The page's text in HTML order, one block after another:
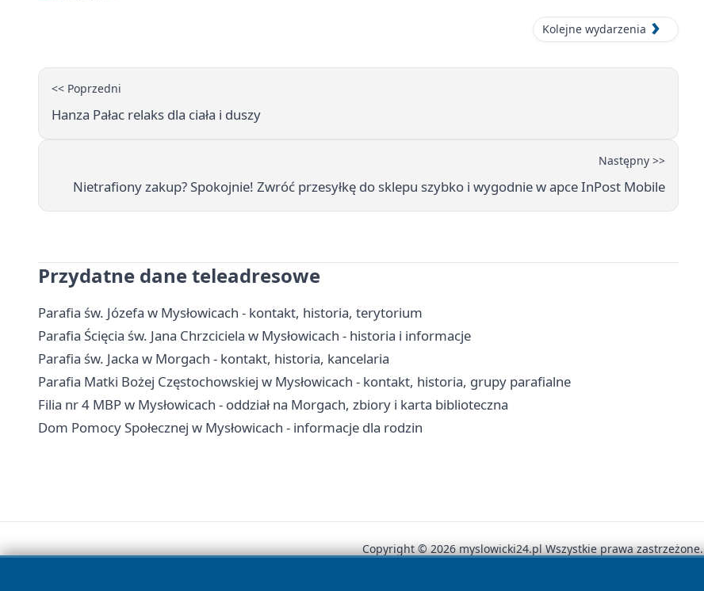
Kolejne wydarzenia
<< Poprzedni
Hanza Pałac relaks dla ciała i duszy
Następny >>
Nietrafiony zakup? Spokojnie! Zwróć przesyłkę do sklepu szybko i wygodnie w apce InPost Mobile
Przydatne dane teleadresowe
Parafia św. Józefa w Mysłowicach - kontakt, historia, terytorium
Parafia Ścięcia św. Jana Chrzciciela w Mysłowicach - historia i informacje
Parafia św. Jacka w Morgach - kontakt, historia, kancelaria
Parafia Matki Bożej Częstochowskiej w Mysłowicach - kontakt, historia, grupy parafialne
Filia nr 4 MBP w Mysłowicach - oddział na Morgach, zbiory i karta biblioteczna
Dom Pomocy Społecznej w Mysłowicach - informacje dla rodzin
Copyright © 2026 myslowicki24.pl Wszystkie prawa zastrzeżone.